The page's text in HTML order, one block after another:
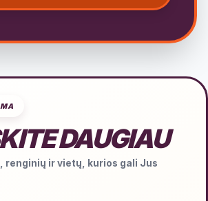
DAUGIAU
renginių ir vietų, kurios gali Jus